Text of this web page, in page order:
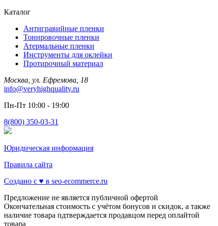
Каталог
Антигравийные пленки
Тонировочные пленки
Атермальные пленки
Инструменты для оклейки
Протирочный материал
Москва, ул. Ефремова, 18
info@veryhighquality.ru
Пн-Пт 10:00 - 19:00
8(800) 350-03-31
Юридическая информация
Правила сайта
Создано с ♥️ в seo-ecommerce.ru
Предложение не является публичной офертой
Окончательная стоимость с учётом бонусов и скидок, а также
наличие товара пдтверждается продавцом перед оплайтой
товара